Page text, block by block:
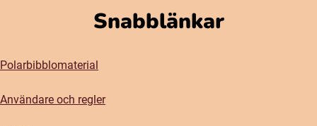
Snabblänkar
Polarbibblomaterial
Användare och regler